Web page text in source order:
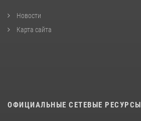
Новости
Карта сайта
ОФИЦИАЛЬНЫЕ СЕТЕВЫЕ РЕСУРСЫ